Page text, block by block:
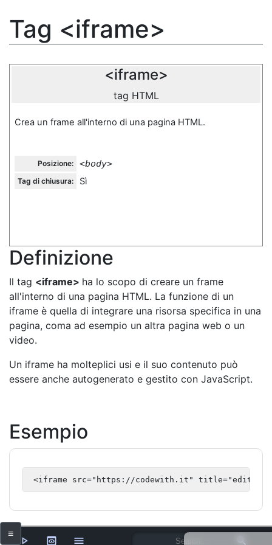
≡
Tag <iframe>
Definizione
Il tag <iframe> ha lo scopo di creare un frame
all'interno di una pagina HTML. La funzione di un
iframe è quella di integrare una risorsa specifica in una
pagina, coma ad esempio un altra pagina web o un
video.
Un iframe ha molteplici usi e il suo contenuto può
essere anche autogenerato e gestito con JavaScript.
Esempio
<iframe src="https://codewith.it"
<iframe>
tag HTML
Crea un frame all'interno di una pagina HTML.
Posizione: <body>
Tag di chiusura: Sì